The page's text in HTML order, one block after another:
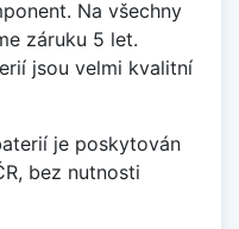
Na všechny
záruku 5 let.
jsou velmi kvalitní
je poskytován
bez nutnosti